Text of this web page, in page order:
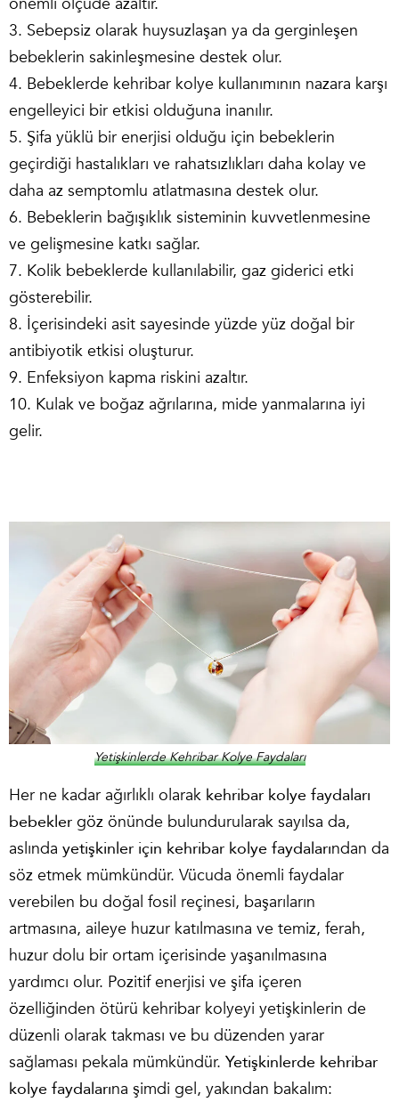
3. Sebepsiz olarak huysuzlaşan ya da gerginleşen
bebeklerin sakinleşmesine destek olur.
4. Bebeklerde kehribar kolye kullanımının nazara karşı
engelleyici bir etkisi olduğuna inanılır.
5. Şifa yüklü bir enerjisi olduğu için bebeklerin
geçirdiği hastalıkları ve rahatsızlıkları daha kolay ve
daha az semptomlu atlatmasına destek olur.
6. Bebeklerin bağışıklık sisteminin kuvvetlenmesine
ve gelişmesine katkı sağlar.
7. Kolik bebeklerde kullanılabilir, gaz giderici etki
gösterebilir.
8. İçerisindeki asit sayesinde yüzde yüz doğal bir
antibiyotik etkisi oluşturur.
9. Enfeksiyon kapma riskini azaltır.
10. Kulak ve boğaz ağrılarına, mide yanmalarına iyi
gelir.
Yetişkinlerde Kehribar Kolye Faydaları
Her ne kadar ağırlıklı olarak kehribar kolye faydaları
bebekler göz önünde bulundurularak sayılsa da,
aslında yetişkinler için kehribar kolye faydalarından da
söz etmek mümkündür. Vücuda önemli faydalar
verebilen bu doğal fosil reçinesi, başarıların
artmasına, aileye huzur katılmasına ve temiz, ferah,
huzur dolu bir ortam içerisinde yaşanılmasına
yardımcı olur. Pozitif enerjisi ve şifa içeren
özelliğinden ötürü kehribar kolyeyi yetişkinlerin de
düzenli olarak takması ve bu düzenden yarar
sağlaması pekala mümkündür. Yetişkinlerde kehribar
kolye faydalarına şimdi gel, yakından bakalım: